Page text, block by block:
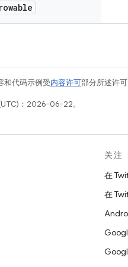
和代码示例受内容许可部分所述许
：2026-06-22。
关注
在
在